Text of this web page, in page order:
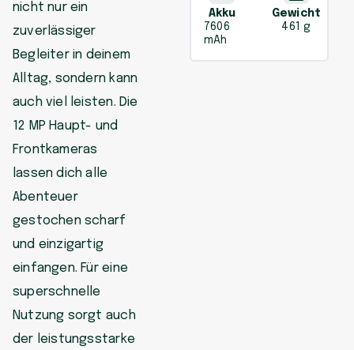
nicht nur ein
zuverlässiger
Begleiter in deinem
Alltag, sondern kann
auch viel leisten. Die
12 MP Haupt- und
Frontkameras
lassen dich alle
Abenteuer
gestochen scharf
und einzigartig
einfangen. Für eine
superschnelle
Nutzung sorgt auch
der leistungsstarke
Akku
7606
mAh
Gewicht
461 g